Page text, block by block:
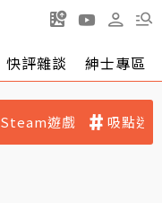
快評雜談 紳士專區
Steam遊戲 吸點迷